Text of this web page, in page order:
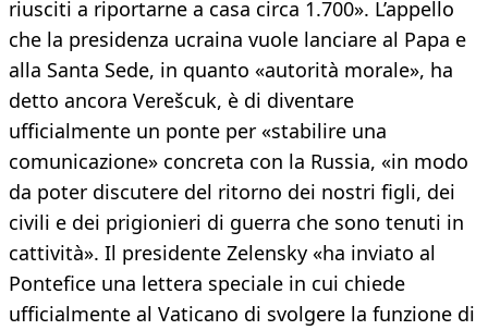
riusciti a riportarne a casa circa 1.700». L’appello
che la presidenza ucraina vuole lanciare al Papa e
alla Santa Sede, in quanto «autorità morale», ha
detto ancora Verešcuk, è di diventare
ufficialmente un ponte per «stabilire una
comunicazione» concreta con la Russia, «in modo
da poter discutere del ritorno dei nostri figli, dei
civili e dei prigionieri di guerra che sono tenuti in
cattività». Il presidente Zelensky «ha inviato al
Pontefice una lettera speciale in cui chiede
ufficialmente al Vaticano di svolgere la funzione di